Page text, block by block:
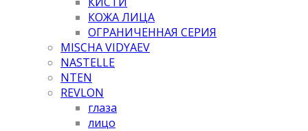
КОЖА ЛИЦА
ОГРАНИЧЕННАЯ СЕРИЯ
MISCHA VIDYAEV
NASTELLE
NTEN
REVLON
глаза
лицо